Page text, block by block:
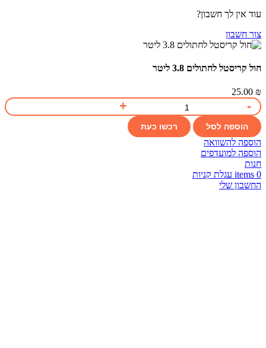
עוד אין לך חשבון?
צור חשבון
חול קריסטל לחתולים 3.8 ליטר
25.00 ₪
הוספה לסל רכשו כעת
הוספה להשוואה
הוספה למועדפים
חנות
0
items עגלת קניות
החשבון שלי